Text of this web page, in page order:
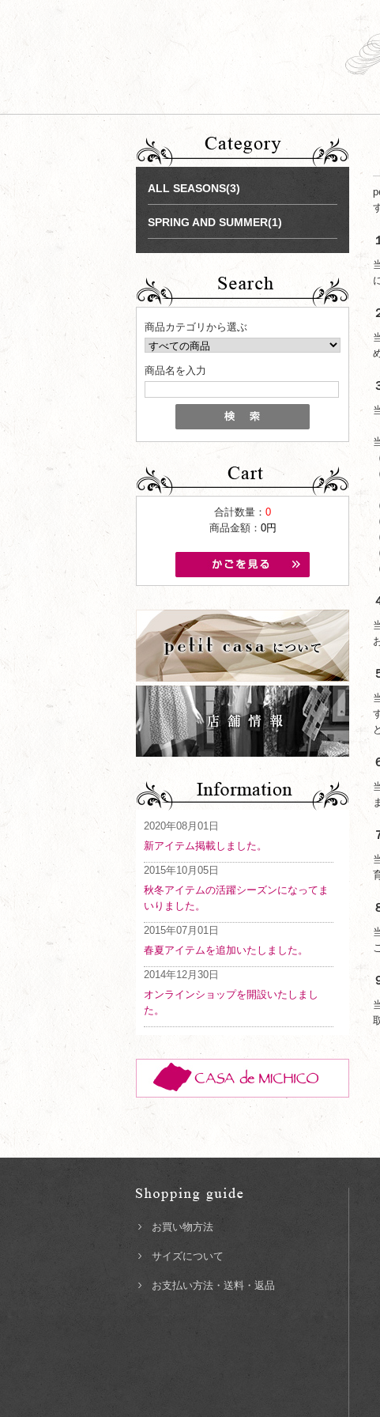
ALL SEASONS(3)
SPRING AND SUMMER(1)
商品カテゴリから選ぶ
商品名を入力
合計数量： 0
商品金額： 0円
2020年08月01日
新アイテム掲載しました。
2015年10月05日
秋冬アイテムの活躍シーズンになってま
いりました。
2015年07月01日
春夏アイテムを追加いたしました。
2014年12月30日
オンラインショップを開設いたしまし
た。
お買い物方法
サイズについて
お支払い方法・送料・返品